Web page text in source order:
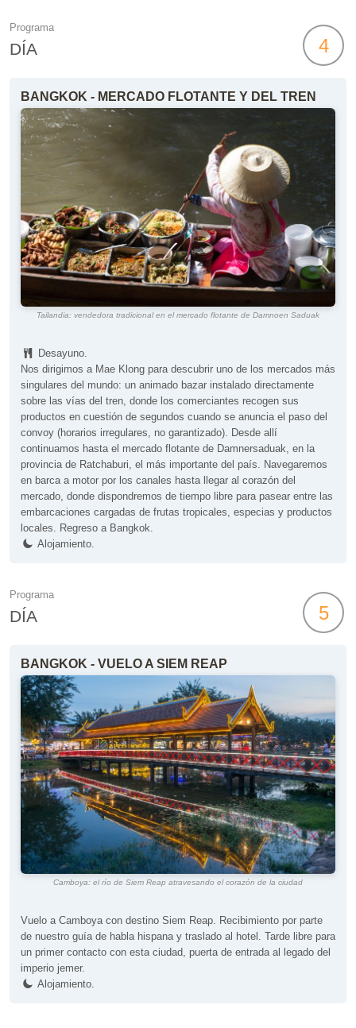
Programa
DÍA 4
BANGKOK - MERCADO FLOTANTE Y DEL TREN
Tailandia: vendedora tradicional en el mercado flotante de Damnoen Saduak
Desayuno.
Nos dirigimos a Mae Klong para descubrir uno de los mercados más
singulares del mundo: un animado bazar instalado directamente
sobre las vías del tren, donde los comerciantes recogen sus
productos en cuestión de segundos cuando se anuncia el paso del
convoy (horarios irregulares, no garantizado). Desde allí
continuamos hasta el mercado flotante de Damnersaduak, en la
provincia de Ratchaburi, el más importante del país. Navegaremos
en barca a motor por los canales hasta llegar al corazón del
mercado, donde dispondremos de tiempo libre para pasear entre las
embarcaciones cargadas de frutas tropicales, especias y productos
locales. Regreso a Bangkok.
Alojamiento.
Programa
DÍA 5
BANGKOK - VUELO A SIEM REAP
Camboya: el río de Siem Reap atravesando el corazón de la ciudad
Vuelo a Camboya con destino Siem Reap. Recibimiento por parte
de nuestro guía de habla hispana y traslado al hotel. Tarde libre para
un primer contacto con esta ciudad, puerta de entrada al legado del
imperio jemer.
Alojamiento.